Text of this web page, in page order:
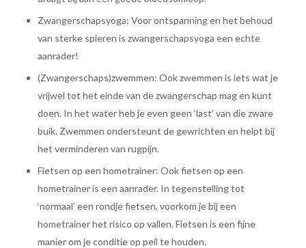
Zwangerschapsyoga: Voor ontspanning en het behoud
van sterke spieren is zwangerschapsyoga een echte
aanrader!
(Zwangerschaps)zwemmen: Ook zwemmen is iets wat je
vrijwel tot het einde van de zwangerschap mag en kunt
doen. In het water heb je even geen ‘last’ van die zware
buik. Zwemmen ondersteunt de gewrichten en helpt bij
het verminderen van rugpijn.
Fietsen op een hometrainer: Ook fietsen op een
hometrainer is een aanrader. In tegenstelling tot
‘normaal’ een rondje fietsen, voorkom je bij een
hometrainer het risico op vallen. Fietsen is een fijne
manier om je conditie op peil te houden.